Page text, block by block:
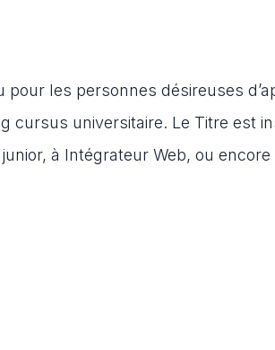
les personnes désireuses
cursus universitaire. Le Titre est
à Intégrateur Web, ou